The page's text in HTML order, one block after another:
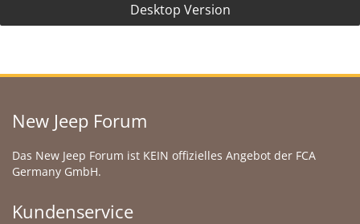
Desktop Version
New Jeep Forum
Das New Jeep Forum ist KEIN offizielles Angebot der FCA
Germany GmbH.
Kundenservice